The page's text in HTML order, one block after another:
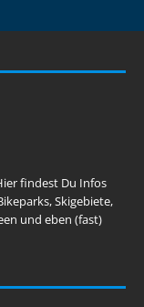
findest Du Infos
Skigebiete,
und eben (fast)